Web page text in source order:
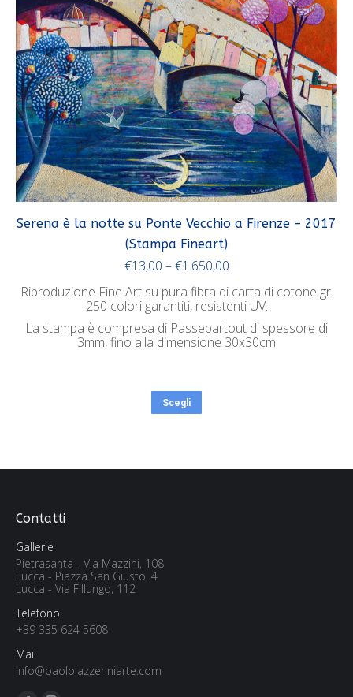
Serena è la notte su Ponte Vecchio a Firenze – 2017
(Stampa Fineart)
€13,00 –€1.650,00
Riproduzione Fine Art su pura fibra di carta di cotone gr.
250 colori garantiti, resistenti UV.
La stampa è compresa di Passepartout di spessore di
3mm, fino alla dimensione 30x30cm
Scegli
Contatti
Gallerie
Pietrasanta - Via Mazzini, 108
Lucca - Piazza San Giusto, 4
Lucca - Via Fillungo, 112
Telefono
+39 335 624 5608
Mail
info@paololazzeriniarte.com